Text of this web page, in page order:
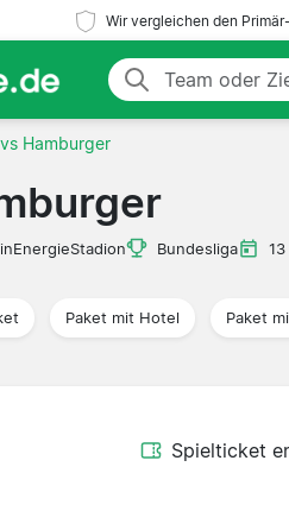
Wir vergleichen den
Hamburger
Bundesliga
Paket mit Hotel Paket
Spielticket